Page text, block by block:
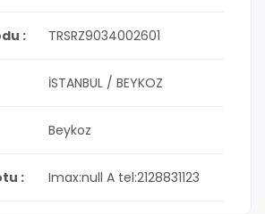
: TRSRZ9034002601
İSTANBUL / BEYKOZ
Beykoz
: Imax:null A tel:2128831123